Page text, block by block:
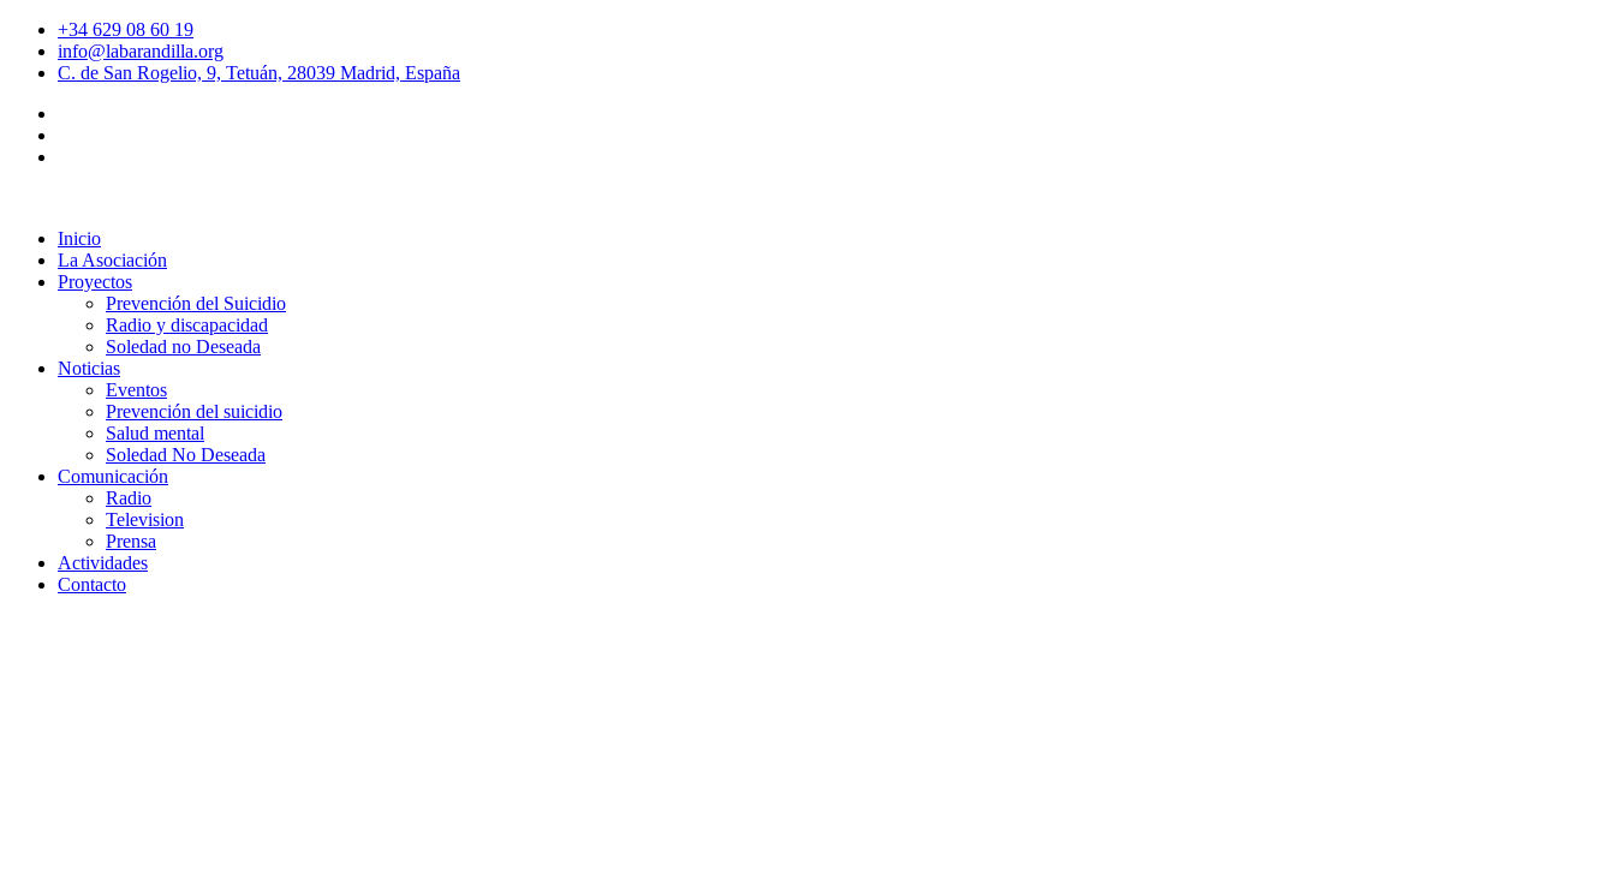
+34 629 08 60 19
info@labarandilla.org
C. de San Rogelio, 9, Tetuán, 28039 Madrid, España
Inicio
La Asociación
Proyectos
Prevención del Suicidio
Radio y discapacidad
Soledad no Deseada
Noticias
Eventos
Prevención del suicidio
Salud mental
Soledad No Deseada
Comunicación
Radio
Television
Prensa
Actividades
Contacto